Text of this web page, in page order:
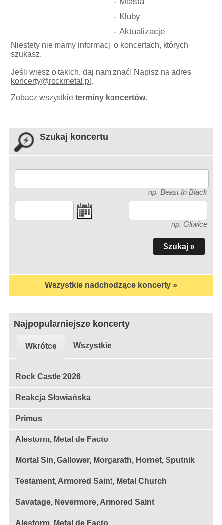
- Kluby
- Aktualizacje
Niestety nie mamy informacji o koncertach, których
szukasz.
Jeśli wiesz o takich, daj nam znać! Napisz na adres
koncerty@rockmetal.pl .
Zobacz wszystkieterminy koncertów.
Szukaj koncertu
np. Beast In Black
np. Gliwice
Wszystkie nadchodzące koncerty »
Najpopularniejsze koncerty
Wkrótce Wszystkie
Rock Castle 2026
Reakcja Słowiańska
Primus
Alestorm, Metal de Facto
Mortal Sin, Gallower, Morgarath, Hornet, Sputnik
Testament, Armored Saint, Metal Church
Savatage, Nevermore, Armored Saint
Alestorm, Metal de Facto